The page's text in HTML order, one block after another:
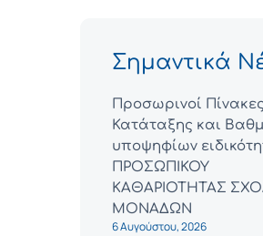
Σημαντικά
Προσωρινοί Πίνακες
Κατάταξης και
υποψηφίων
ΠΡΟΣΩΠΙΚΟΥ
ΚΑΘΑΡΙΟΤΗΤΑΣ
ΜΟΝΑΔΩΝ
6 Αυγούστου, 2026